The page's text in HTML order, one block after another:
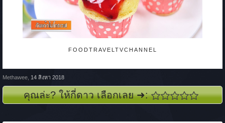
FOODTRAVELTVCHANNEL
Methawee 14 สิงหา 2018
คุณล่ะ? ให้กี่ดาว เลือกเลย ➜: